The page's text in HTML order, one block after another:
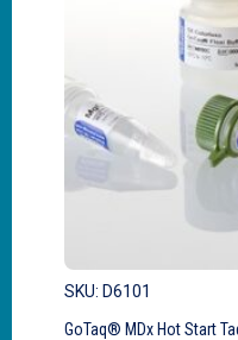
SKU: D6101
GoTaq® MDx Hot Start